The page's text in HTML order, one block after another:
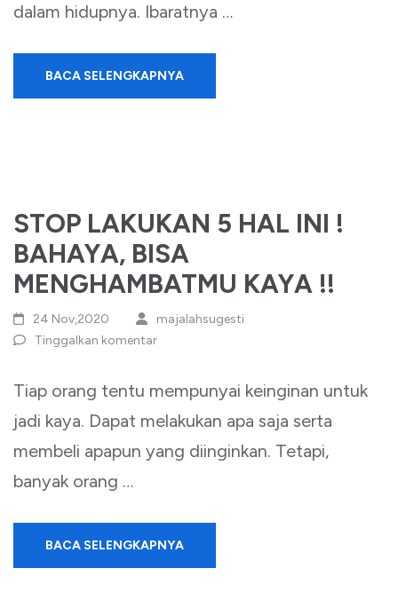
dalam hidupnya. Ibaratnya …
BACA SELENGKAPNYA
STOP LAKUKAN 5 HAL INI !
BAHAYA, BISA
MENGHAMBATMU KAYA !!
24 Nov,2020
majalahsugesti
Tinggalkan komentar
Tiap orang tentu mempunyai keinginan untuk
jadi kaya. Dapat melakukan apa saja serta
membeli apapun yang diinginkan. Tetapi,
banyak orang …
BACA SELENGKAPNYA